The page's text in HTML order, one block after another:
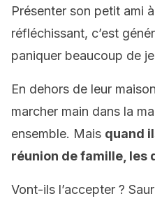
Présenter son petit ami
réfléchissant, c’est
paniquer beaucoup de
En dehors de leur
marcher main dans la
ensemble. Mais quand
réunion de famille, les
Vont-ils l’accepter ?